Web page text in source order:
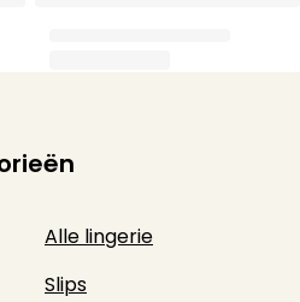
Alle lingerie
Slips